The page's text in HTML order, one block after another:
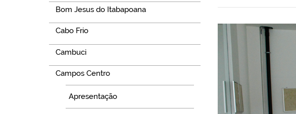
Bom Jesus do Itabapoana
Cabo Frio
Cambuci
Campos Centro
Apresentação